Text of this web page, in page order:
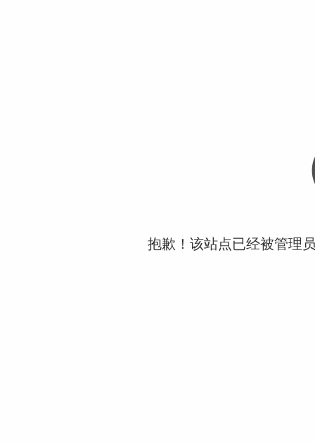
抱歉！该站点已经被管理